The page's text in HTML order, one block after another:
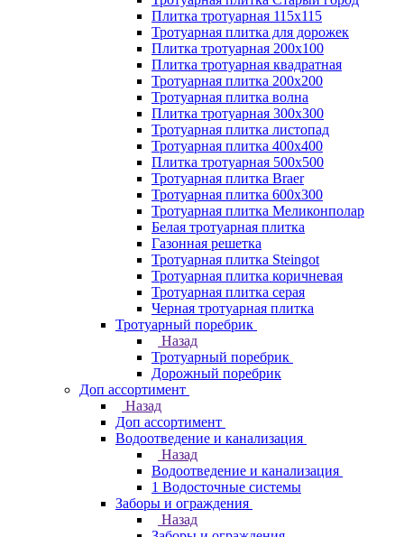
Плитка тротуарная 115x115
Тротуарная плитка для дорожек
Плитка тротуарная 200х100
Плитка тротуарная квадратная
Тротуарная плитка 200х200
Тротуарная плитка волна
Плитка тротуарная 300х300
Тротуарная плитка листопад
Тротуарная плитка 400х400
Плитка тротуарная 500x500
Тротуарная плитка Braer
Тротуарная плитка 600х300
Тротуарная плитка Меликонполар
Белая тротуарная плитка
Газонная решетка
Тротуарная плитка Steingot
Тротуарная плитка коричневая
Тротуарная плитка серая
Черная тротуарная плитка
Тротуарный поребрик
Назад
Тротуарный поребрик
Дорожный поребрик
Доп ассортимент
Назад
Доп ассортимент
Водоотведение и канализация
Назад
Водоотведение и канализация
1 Водосточные системы
Заборы и ограждения
Назад